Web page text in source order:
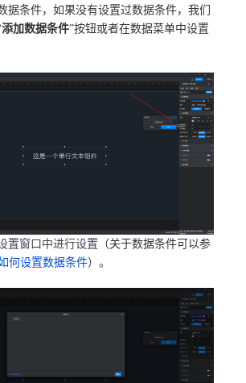
据条件，如果没有设置过数据条件，我们
添加数据条件”按钮或者在数据菜单中设置
置窗口中进行设置 （关于数据条件可以参
何设置数据条件）。